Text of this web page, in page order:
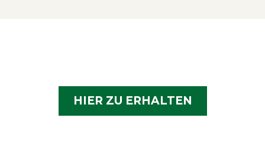
HIER ZU ERHALTEN